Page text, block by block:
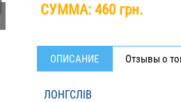
СУММА: 460 грн.
ОПИСАНИЕ Отзывы о
ЛОНГСЛІВ